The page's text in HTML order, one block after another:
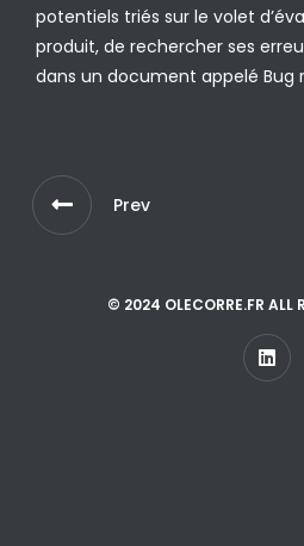
potentiels triés sur le volet
produit, de rechercher ses
dans un document appelé Bug
Prev
© 2024 OLECORRE.FR ALL